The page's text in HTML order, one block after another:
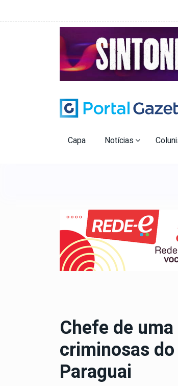
Capa Notícias
Chefe de
criminosas
Paraguai